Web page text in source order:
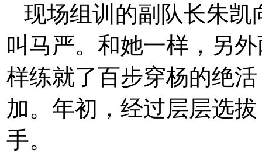
现场组训的副队长朱
叫马严。和她一样，另
样练就了百步穿杨的绝
加。年初，经过层层选
手。